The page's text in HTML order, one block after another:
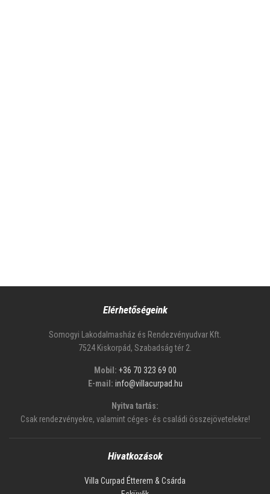
Elérhetőségeink
Somogyi Lakodalmasház és Rendezvényudvar Kft.
7524 Kiskorpád, Szabadság tér 2.
Mobil: +36 70 323 69 00
E-mail: info@villacurpad.hu
Nyitva tartás:
Csak rendezvényekre, valamint céges- és családi összejövetelekre!
Hivatkozások
Villa Curpad Étterem & Csárda